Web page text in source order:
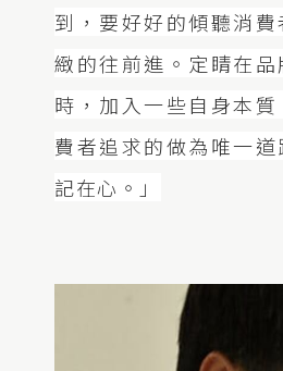
到，要好好的傾聽消
緻的往前進。定睛在
時，加入一些自身本
費者追求的做為唯一
記在心。」